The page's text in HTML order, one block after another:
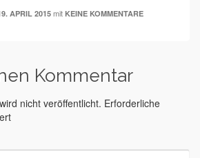
APRIL 2015mit KEINE KOMMENTARE
Kommentar
nicht veröffentlicht. Erforderliche